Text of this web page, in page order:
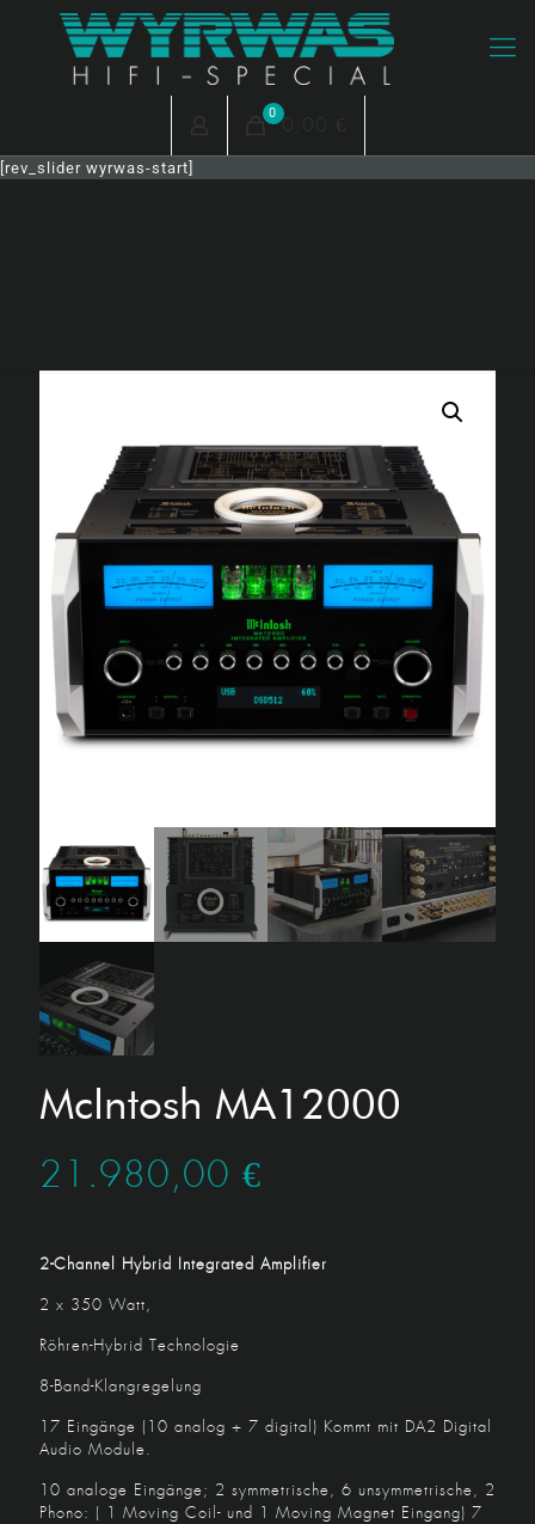
0 0,00 €
[rev_slider wyrwas-start]
McIntosh MA12000
21.980,00 €
2-Channel Hybrid Integrated Amplifier
2 x 350 Watt,
Röhren-Hybrid Technologie
8-Band-Klangregelung
17 Eingänge (10 analog + 7 digital) Kommt mit DA2 Digital
Audio Module.
10 analoge Eingänge; 2 symmetrische, 6 unsymmetrische, 2
Phono: ( 1 Moving Coil- und 1 Moving Magnet Eingang) 7